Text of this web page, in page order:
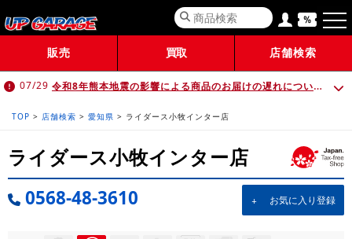
販売 買取 店舗検索
07/29 令和8年熊本地震の影響による商品のお届けの遅れについて （7月30日 10:00時点）
TOP > 店舗検索 > 愛知県 > ライダース小牧インター店
ライダース小牧インター店
0568-48-3610 お気に入り登録